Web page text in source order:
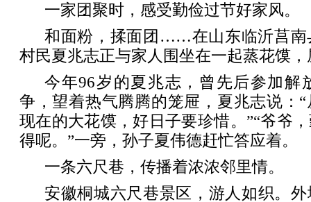
一家团聚时，感受勤俭过节好家风。
和面粉，揉面团……在山东临沂莒南
村民夏兆志正与家人围坐在一起蒸花馍
今年96岁的夏兆志，曾先后参加解
争，望着热气腾腾的笼屉，夏兆志说：
现在的大花馍，好日子要珍惜。”“爷爷
得呢。”一旁，孙子夏伟德赶忙答应着。
一条六尺巷，传播着浓浓邻里情。
安徽桐城六尺巷景区，游人如织。